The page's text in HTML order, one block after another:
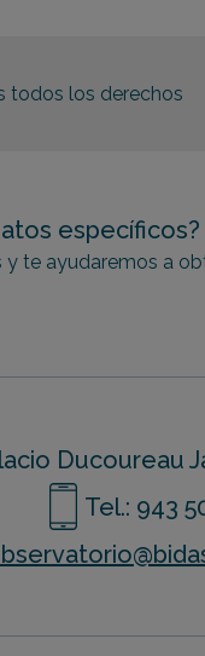
todos los derechos
específicos?
te ayudaremos a
Ducoureau
Tel.: 943